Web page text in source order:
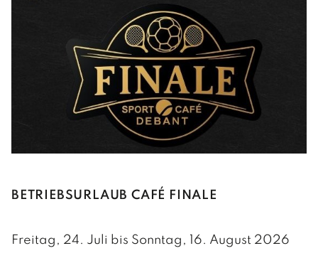
BETRIEBSURLAUB CAFÉ FINALE
Freitag, 24. Juli bis Sonntag, 16. August 2026